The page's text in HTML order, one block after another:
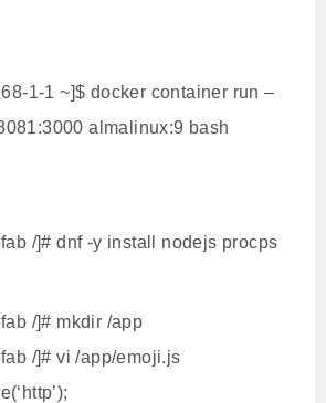
1-1 ~]$ docker container run –
almalinux:9 bash
/]# dnf -y install nodejs procps
/]# mkdir /app
/]# vi /app/emoji.js